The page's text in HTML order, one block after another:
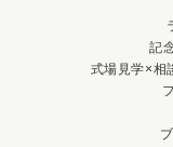
記
式場見学×相